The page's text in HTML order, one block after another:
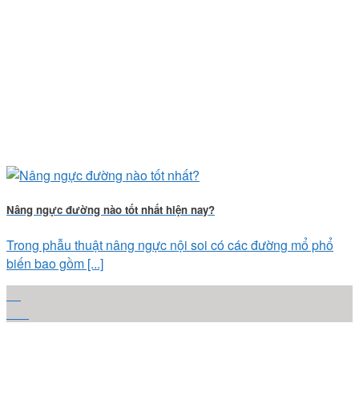
Nâng ngực đường nào tốt nhất hiện nay?
Trong phẫu thuật nâng ngực nội soi có các đường mổ phổ
biến bao gồm [...]